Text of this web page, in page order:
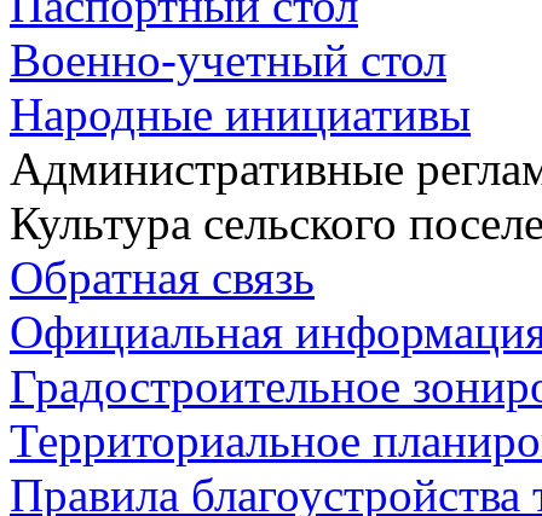
Военно-учетный стол
Народные инициативы
Административные
Культура сельского
Обратная связь
Официальная
Градостроительное
Территориальное
Правила благоустройства